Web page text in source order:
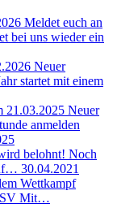
Meldet euch an
bei uns wieder ein
Neuer
startet mit einem
21.03.2025 Neuer
anmelden
belohnt! Noch
30.04.2021
Wettkampf
Mit…